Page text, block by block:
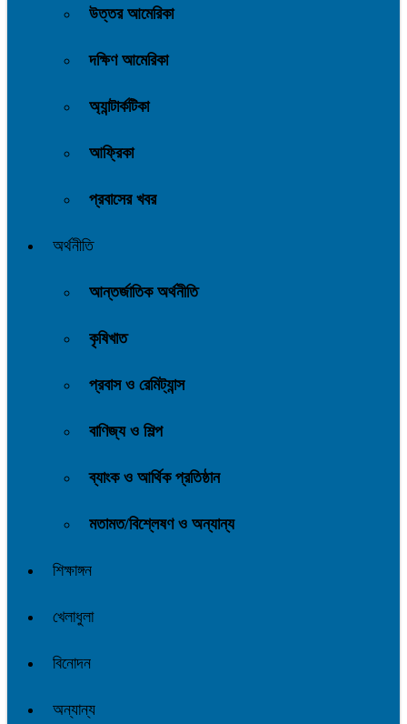
উত্তর আমেরিকা
দক্ষিণ আমেরিকা
অ্যান্টার্কটিকা
আফ্রিকা
প্রবাসের খবর
অর্থনীতি
আন্তর্জাতিক অর্থনীতি
কৃষিখাত
প্রবাস ও রেমিট্যান্স
বাণিজ্য ও শিল্প
ব্যাংক ও আর্থিক প্রতিষ্ঠান
মতামত/বিশ্লেষণ ও অন্যান্য
শিক্ষাঙ্গন
খেলাধুলা
বিনোদন
অন্যান্য